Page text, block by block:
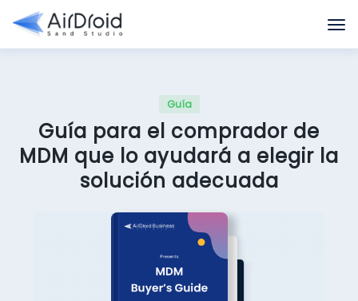
Guía
Guía para el comprador de
MDM que lo ayudará a elegir la
solución adecuada